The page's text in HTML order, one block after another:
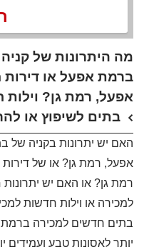
מה היתרונות של
ברמת אפעל או
אפעל, רמת גן?
בתים לשיפוץ או
האם יש יתרונות בקניה
אפעל, רמת גן? או של
רמת גן? או האם יש
למכירה או וילות חדשות
בתים חדשים למכירה ברמת
יותר לאסונות טבע ועמידים